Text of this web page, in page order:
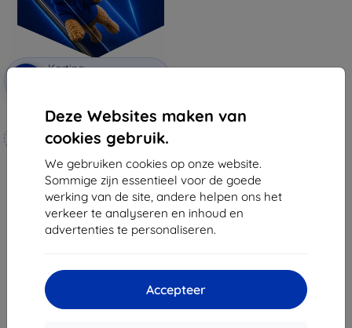
Deze Websites maken van
cookies gebruik.
We gebruiken cookies op onze website.
Sommige zijn essentieel voor de goede
werking van de site, andere helpen ons het
verkeer te analyseren en inhoud en
advertenties te personaliseren.
Accepteer
Korting
3mk Hammer beschermfolie
Op maat gemaakt
€ 20,90
€ 18,80
Op voorraad: 4 stuks
Van totaal